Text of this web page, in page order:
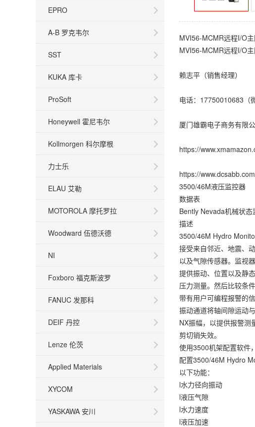
EPRO
A-B 罗克韦尔
SST
KUKA 库卡
ProSoft
Honeywell 霍尼韦尔
Kollmorgen 科尔摩根
力士乐
ELAU 艾勒
MOTOROLA 摩托罗拉
Woodward 伍德沃德
NI
Foxboro 福克斯波罗
FANUC 发那科
DEIF 丹控
Lenze 伦茨
Applied Materials
XYCOM
YASKAWA 安川
MVI56-MCMR远程I/O
MVI56-MCMR远程I/O
赖志平（销售经理）
电话：17750010683（
厦门雄霸电子商务有限
https://
https://
3500/46M液压监控器
数据表
Bently Nevada机械状态
描述
3500/46M Hydro
接受来自邻近、地震、
以及气隙传感器。监视
提供振动、位置以及静
压力测量。然后比较条件
带有用户可编程报警的
振动通道将轴间隙运动与
NX振幅，以提供报警测
剪切销失效。
使用3500机架配置软件
配置3500/46M Hydro
以下功能：
l水力径向振动
l液压气隙
l水力速度
l液压加速